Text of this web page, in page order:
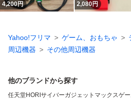
4,200円 2,080円
Yahoo!フリマ ゲーム、おもちゃ
周辺機器
その他周辺機器
他のブランドから探す
任天堂HORI サイバーガジェット マックスゲ